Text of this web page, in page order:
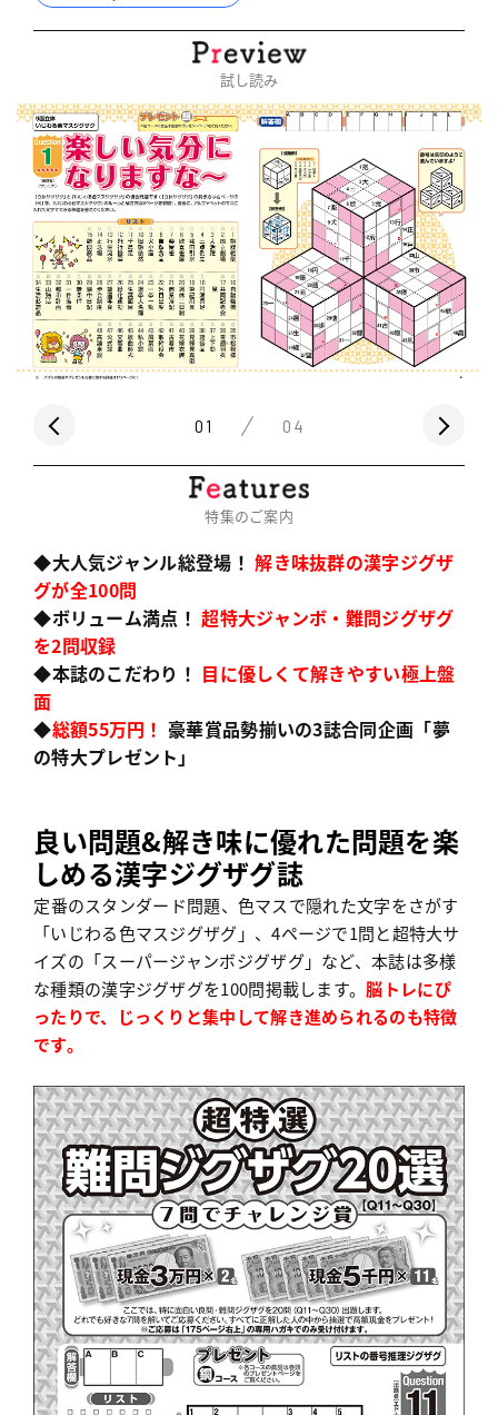
試し読み
01 04
特集のご案内
◆大人気ジャンル総登場 ！解き味抜群の漢字ジグザ
グが全100問
◆ボリューム満点 ！超特大ジャンボ・ 難問ジグザグ
を2問収録
◆本誌のこだわり！ 目に優しくて解きやすい極上盤
面
◆総額55万円！ 豪華賞品勢揃いの3誌合同企画「夢
の特大プレゼント」
良い問題&解き味に優れた問題を楽
しめる漢字ジグザグ誌
定番のスタンダード問題、色マスで隠れた文字をさがす
「いじわる色マスジグザグ」、4ページで1問と超特大サ
イズの「スーパージャンボジグザグ」など、本誌は多様
な種類の漢字ジグザグを100問掲載します。脳トレにぴ
ったりで、じっくりと集中して解き進められるのも特徴
です。